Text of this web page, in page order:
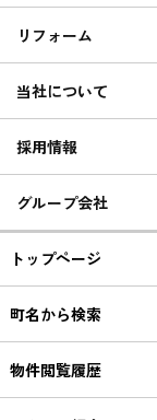
リフォーム
当社について
採用情報
グループ会社
トップページ
町名から検索
物件閲覧履歴